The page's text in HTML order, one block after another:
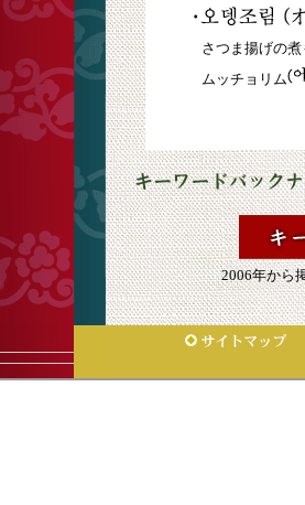
さつま揚げの煮
ムッチョリム
2006年から